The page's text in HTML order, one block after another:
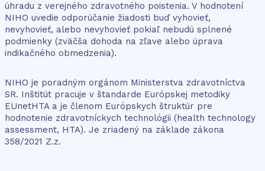
úhradu z verejného zdravotného poistenia. V hodnotení
NIHO uvedie odporúčanie žiadosti buď vyhovieť,
nevyhovieť, alebo nevyhovieť pokiaľ nebudú splnené
podmienky (zväčša dohoda na zľave alebo úprava
indikačného obmedzenia).
NIHO je poradným orgánom Ministerstva zdravotníctva
SR. Inštitút pracuje v štandarde Európskej metodiky
EUnetHTA a je členom Európskych štruktúr pre
hodnotenie zdravotníckych technológii (health technology
assessment, HTA). Je zriadený na základe zákona
358/2021 Z.z.